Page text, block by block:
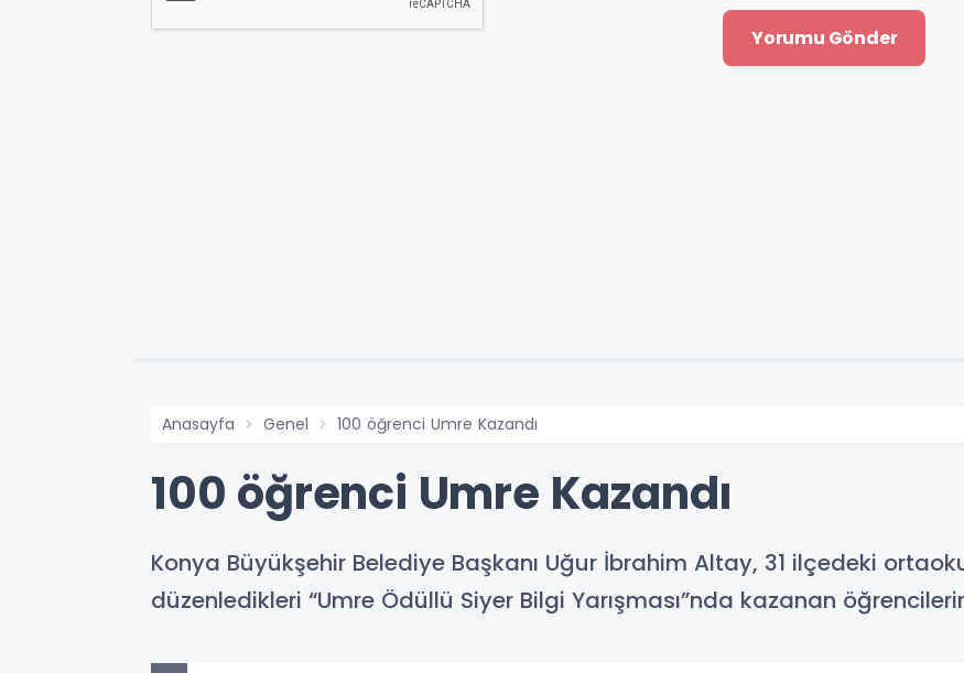
Anasayfa Genel 100 öğrenci Umre Kazandı
100 öğrenci Umre Kazandı
Konya Büyükşehir Belediye Başkanı Uğur İbrahim Altay, 31 ilçedeki
düzenledikleri “Umre Ödüllü Siyer Bilgi Yarışması”nda kazanan